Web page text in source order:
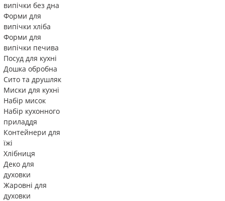
випічки без дна
Форми для
випічки хліба
Форми для
випічки печива
Посуд для кухні
Дошка обробна
Сито та друшляк
Миски для кухні
Набір мисок
Набір кухонного
приладдя
Контейнери для
їжі
Хлібниця
Деко для
духовки
Жаровні для
духовки